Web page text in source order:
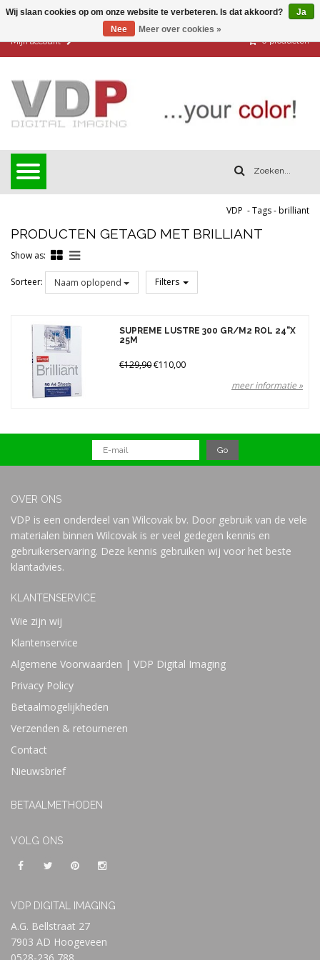
Mijn account 0 producten
VDP -Tags-brilliant
PRODUCTEN GETAGD MET BRILLIANT
Show as:
Sorteer: Naam oplopend Filters
Prijs
SUPREME LUSTRE 300 GR/M2 ROL 24"X
25M
€129,90€110,00
meer informatie »
OVER ONS
VDP is een onderdeel van Wilcovak bv. Door gebruik van de vele
materialen binnen Wilcovak is er veel gedegen kennis en
gebruikerservaring. Deze kennis gebruiken wij voor het beste
klantadvies.
KLANTENSERVICE
Wie zijn wij
Klantenservice
Algemene Voorwaarden | VDP Digital Imaging
Privacy Policy
Betaalmogelijkheden
Verzenden & retourneren
Contact
Nieuwsbrief
BETAALMETHODEN
VOLG ONS
VDP DIGITAL IMAGING
A.G. Bellstraat 27
7903 AD Hoogeveen
0528-236 788
Wij slaan cookies op om onze website te verbeteren. Is dat akkoord?
Ja
Nee
Meer over cookies »